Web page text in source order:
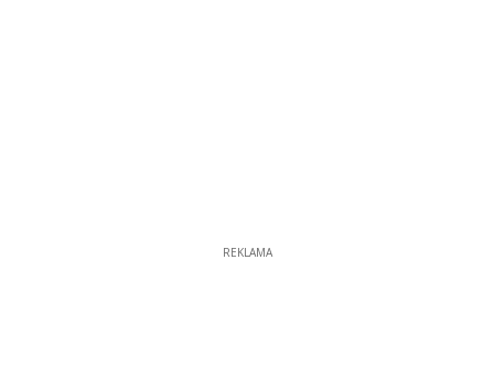
REKLAMA